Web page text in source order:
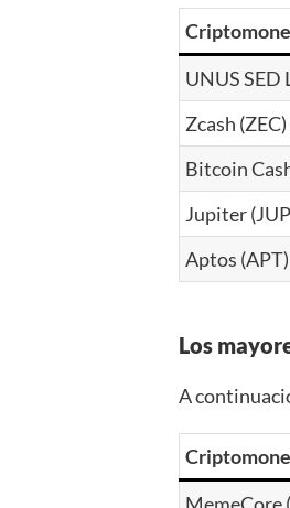
UNUS SED
Zcash (ZEC)
Bitcoin
Jupiter
Aptos (APT)
Los
A